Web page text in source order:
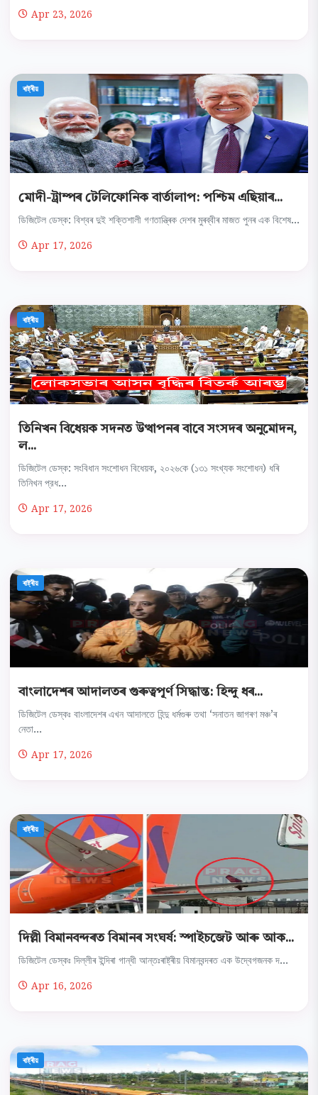
Apr 23, 2026
ৰাষ্ট্ৰীয়
মোদী-ট্ৰাম্পৰ টেলিফোনিক বাৰ্তালাপ: পশ্চিম এছিয়াৰ...
ডিজিটেল ডেস্ক: বিশ্বৰ দুই শক্তিশালী গণতান্ত্ৰিক দেশৰ মুৰব্বীৰ মাজত পুনৰ এক বিশেষ...
Apr 17, 2026
ৰাষ্ট্ৰীয়
তিনিখন বিধেয়ক সদনত উত্থাপনৰ বাবে সংসদৰ অনুমোদন,
ল...
ডিজিটেল ডেস্ক: সংবিধান সংশোধন বিধেয়ক, ২০২৬কে (১৩১ সংখ্যক সংশোধন) ধৰি
তিনিখন প্রধ...
Apr 17, 2026
ৰাষ্ট্ৰীয়
বাংলাদেশৰ আদালতৰ গুৰুত্বপূৰ্ণ সিদ্ধান্ত: হিন্দু ধৰ...
ডিজিটেল ডেস্কঃ বাংলাদেশৰ এখন আদালতে হিন্দু ধৰ্মগুৰু তথা ‘সনাতন জাগৰণ মঞ্চ’ৰ
নেতা...
Apr 17, 2026
ৰাষ্ট্ৰীয়
দিল্লী বিমানবন্দৰত বিমানৰ সংঘৰ্ষ: স্পাইচজেট আৰু আক...
ডিজিটেল ডেস্কঃ দিল্লীৰ ইন্দিৰা গান্ধী আন্তঃৰাষ্ট্ৰীয় বিমানবন্দৰত এক উদ্বেগজনক দ...
Apr 16, 2026
ৰাষ্ট্ৰীয়